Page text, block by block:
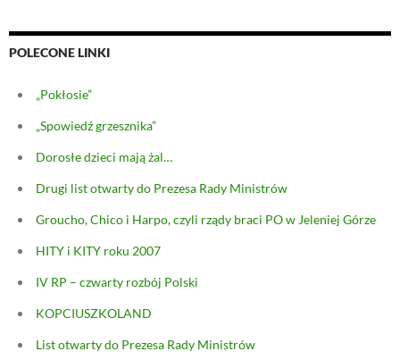
POLECONE LINKI
„Pokłosie”
„Spowiedź grzesznika”
Dorosłe dzieci mają żal…
Drugi list otwarty do Prezesa Rady Ministrów
Groucho, Chico i Harpo, czyli rządy braci PO w Jeleniej Górze
HITY i KITY roku 2007
IV RP – czwarty rozbój Polski
KOPCIUSZKOLAND
List otwarty do Prezesa Rady Ministrów